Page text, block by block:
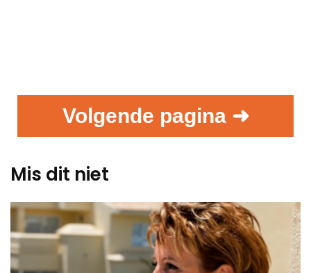
Volgende pagina ➜
Mis dit niet